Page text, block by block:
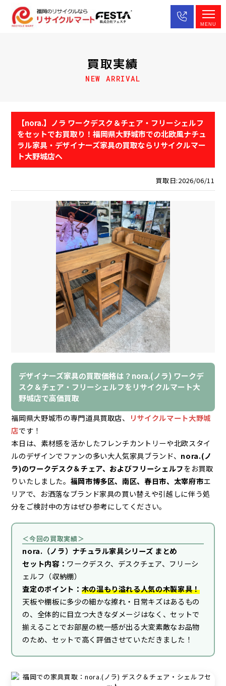
買取実績
NEW ARRIVAL
【nora.】ノラ ワークデスク＆チェア・フリーシェルフ
をセットでお買取り！福岡県大野城市での北欧風ナチュ
ラル家具・デザイナーズ家具の買取ならリサイクルマー
ト大野城店へ
買取日:2026/06/11
デザイナーズ家具の買取価格は？nora.(ノラ) ワークデ
スク＆チェア・フリーシェルフをリサイクルマート大
野城店で高価買取
福岡県大野城市の専門道具買取店、
リサイクルマート大野城
店です！
本日は、素材感を活かしたフレンチカントリーや北欧スタイ
ルのデザインでファンの多い大人気家具ブランド、 nora.(ノ
ラ)のワークデスク＆チェア、およびフリーシェルフをお買取
りいたしました。 福岡市博多区、南区、春日市、太宰府市エ
リアで、お洒落なブランド家具の買い替えや引越しに伴う処
分をご検討中の方はぜひ参考にしてください。
＜今回の買取実績＞
nora.（ノラ）ナチュラル家具シリーズ まとめ
セット内容： ワークデスク、デスクチェア、フリーシ
ェルフ（収納棚）
査定のポイント： 木の温もり溢れる人気の木製家具！
天板や棚板に多少の細かな擦れ・日常キズはあるもの
の、全体的に目立つ大きなダメージはなく、セットで
揃えることでお部屋の統一感が出る大変素敵なお品物
のため、セットで高く評価させていただきました！
MENU